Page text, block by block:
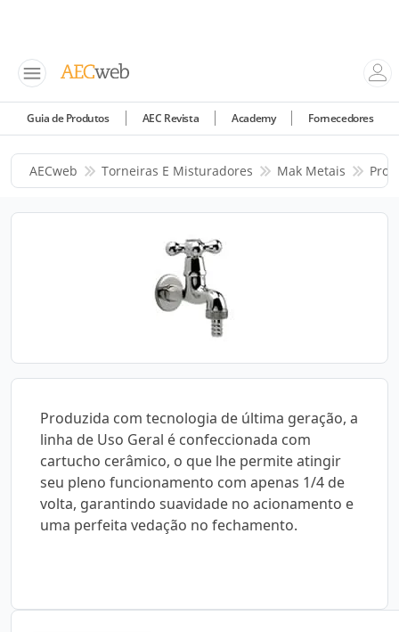
Guia de Produtos AEC Revista Academy Fornecedores
AECweb Torneiras E Misturadores Mak Metais
Produzida com tecnologia de última geração, a
linha de Uso Geral é confeccionada com
cartucho cerâmico, o que lhe permite atingir
seu pleno funcionamento com apenas 1/4 de
volta, garantindo suavidade no acionamento e
uma perfeita vedação no fechamento.